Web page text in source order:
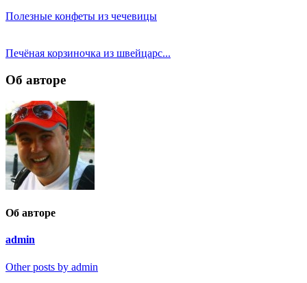
Полезные конфеты из чечевицы
Печёная корзиночка из швейцарс...
Об авторе
Об авторе
admin
Other posts by admin